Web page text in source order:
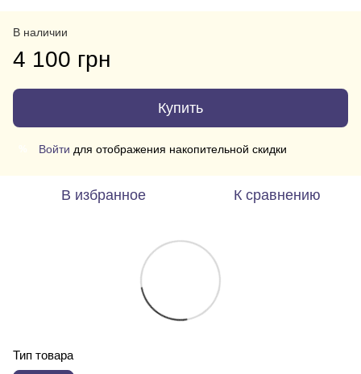
В наличии
4 100 грн
Купить
Войти для отображения накопительной скидки
В избранное К сравнению
Тип товара